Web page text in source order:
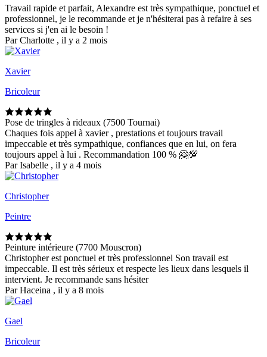
Travail rapide et parfait, Alexandre est très sympathique, ponctuel et
professionnel, je le recommande et je n'hésiterai pas à refaire à ses
services si j'en ai le besoin !
Par Charlotte , il y a 2 mois
Xavier
Bricoleur
Pose de tringles à rideaux (7500 Tournai)
Chaques fois appel à xavier , prestations et toujours travail
impeccable et très sympathique, confiances que en lui, on fera
toujours appel à lui . Recommandation 100 % 🤗💯
Par Isabelle , il y a 4 mois
Christopher
Peintre
Peinture intérieure (7700 Mouscron)
Christopher est ponctuel et très professionnel Son travail est
impeccable. Il est très sérieux et respecte les lieux dans lesquels il
intervient. Je recommande sans hésiter
Par Haceina , il y a 8 mois
Gael
Bricoleur